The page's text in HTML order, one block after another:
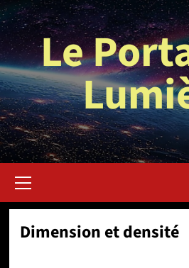
Aller
au
contenuLe
principal
Dimension et densité